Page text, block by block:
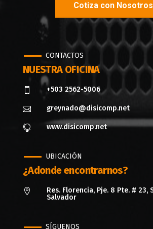
Cotiza con Nosotros
CONTACTOS
NUESTRA OFICINA
 +503 2562-5006
 greynado@disicomp.net
 www.disicomp.net
UBICACIÓN
¿Adonde encontrarnos?

Res. Florencia, Pje. 8 Pte. # 23,
Salvador
SÍGUENOS